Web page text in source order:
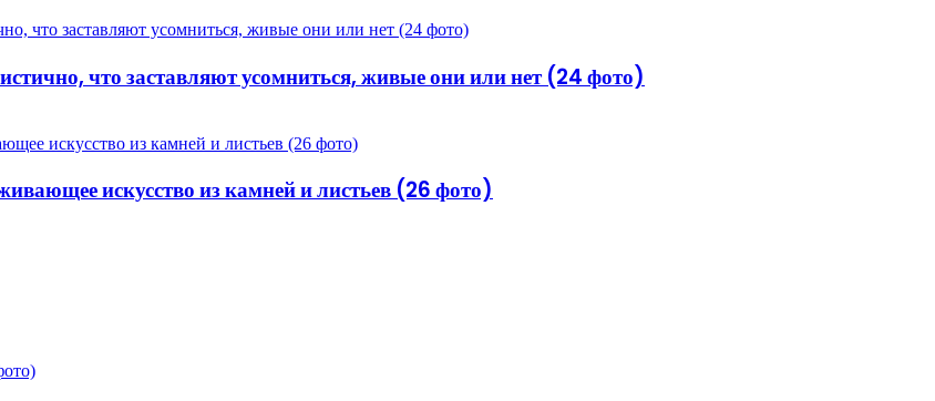
что заставляют усомниться, живые они или нет (24 фото)
искусство из камней и листьев (26 фото)